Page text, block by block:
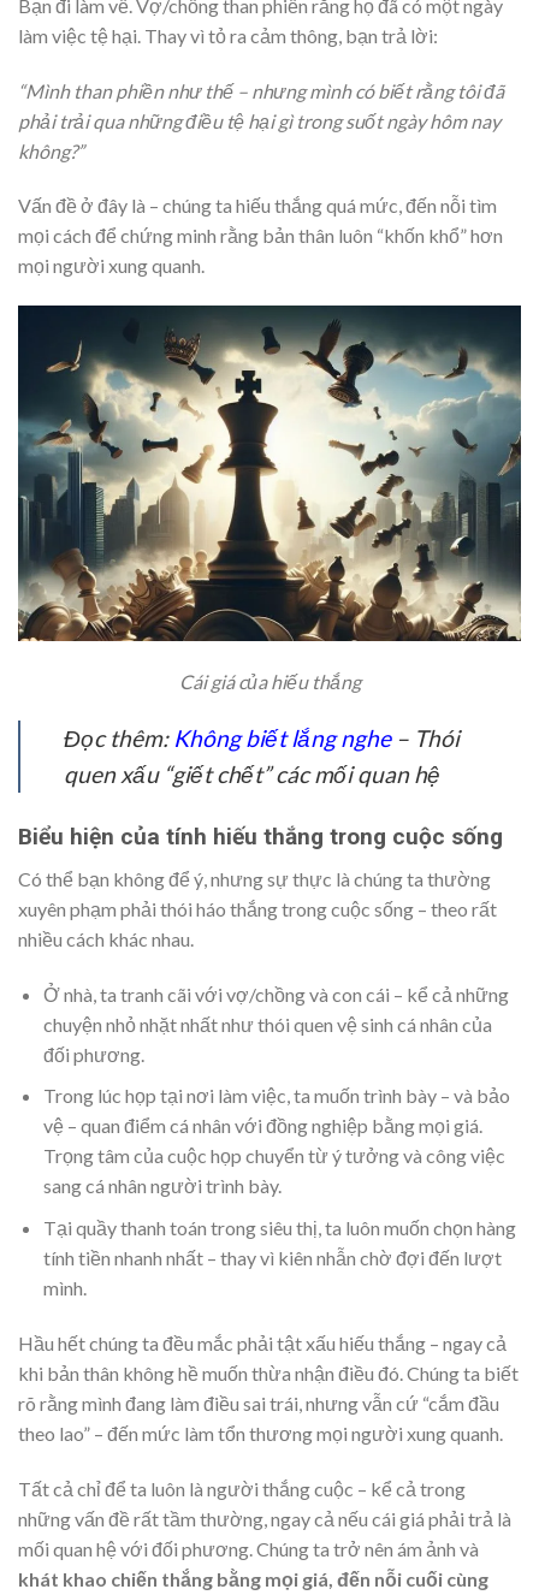
Bạn đi làm về. Vợ/chồng than phiền rằng họ đã có một ngày
làm việc tệ hại. Thay vì tỏ ra cảm thông, bạn trả lời:
“Mình than phiền như thế – nhưng mình có biết rằng tôi đã
phải trải qua những điều tệ hại gì trong suốt ngày hôm nay
không?”
Vấn đề ở đây là – chúng ta hiếu thắng quá mức, đến nỗi tìm
mọi cách để chứng minh rằng bản thân luôn “khốn khổ” hơn
mọi người xung quanh.
Cái giá của hiếu thắng
Đọc thêm: Không biết lắng nghe– Thói
quen xấu “giết chết” các mối quan hệ
Biểu hiện của tính hiếu thắng trong cuộc sống
Có thể bạn không để ý, nhưng sự thực là chúng ta thường
xuyên phạm phải thói háo thắng trong cuộc sống – theo rất
nhiều cách khác nhau.
Ở nhà, ta tranh cãi với vợ/chồng và con cái – kể cả những
chuyện nhỏ nhặt nhất như thói quen vệ sinh cá nhân của
đối phương.
Trong lúc họp tại nơi làm việc, ta muốn trình bày – và bảo
vệ – quan điểm cá nhân với đồng nghiệp bằng mọi giá.
Trọng tâm của cuộc họp chuyển từ ý tưởng và công việc
sang cá nhân người trình bày.
Tại quầy thanh toán trong siêu thị, ta luôn muốn chọn hàng
tính tiền nhanh nhất – thay vì kiên nhẫn chờ đợi đến lượt
mình.
Hầu hết chúng ta đều mắc phải tật xấu hiếu thắng – ngay cả
khi bản thân không hề muốn thừa nhận điều đó. Chúng ta biết
rõ rằng mình đang làm điều sai trái, nhưng vẫn cứ “cắm đầu
theo lao” – đến mức làm tổn thương mọi người xung quanh.
Tất cả chỉ để ta luôn là người thắng cuộc – kể cả trong
những vấn đề rất tầm thường, ngay cả nếu cái giá phải trả là
mối quan hệ với đối phương. Chúng ta trở nên ám ảnh và
khát khao chiến thắng bằng mọi giá, đến nỗi cuối cùng